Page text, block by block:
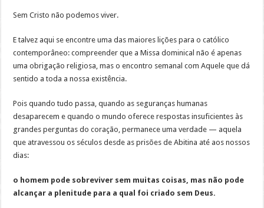
Sem Cristo não podemos viver.
E talvez aqui se encontre uma das maiores lições para o católico
contemporâneo: compreender que a Missa dominical não é apenas
uma obrigação religiosa, mas o encontro semanal com Aquele que dá
sentido a toda a nossa existência.
Pois quando tudo passa, quando as seguranças humanas
desaparecem e quando o mundo oferece respostas insuficientes às
grandes perguntas do coração, permanece uma verdade — aquela
que atravessou os séculos desde as prisões de Abitina até aos nossos
dias:
o homem pode sobreviver sem muitas coisas, mas não pode
alcançar a plenitude para a qual foi criado sem Deus.